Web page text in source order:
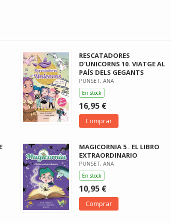
RESCATADORES
D'UNICORNS 10. VIATGE AL
PAÍS DELS GEGANTS
PUNSET, ANA
En stock
16,95 €
Comprar
MAGICORNIA 5 . EL LIBRO
EXTRAORDINARIO
PUNSET, ANA
En stock
10,95 €
Comprar